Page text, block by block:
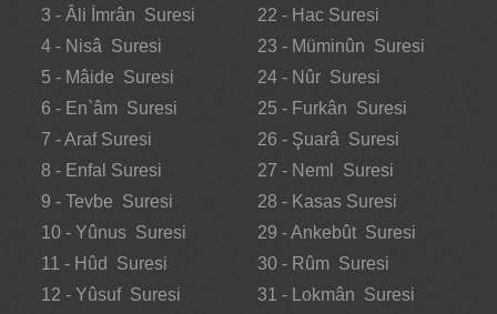
3 - Âli İmrân Suresi
4 - Nisâ Suresi
5 - Mâide Suresi
6 - En`âm Suresi
7 - Araf Suresi
8 - Enfal Suresi
9 - Tevbe Suresi
10 - Yûnus Suresi
11 - Hûd Suresi
12 - Yûsuf Suresi
22 - Hac Suresi
23 - Müminûn Suresi
24 - Nûr Suresi
25 - Furkân Suresi
26 - Şuarâ Suresi
27 - Neml Suresi
28 - Kasas Suresi
29 - Ankebût Suresi
30 - Rûm Suresi
31 - Lokmân Suresi